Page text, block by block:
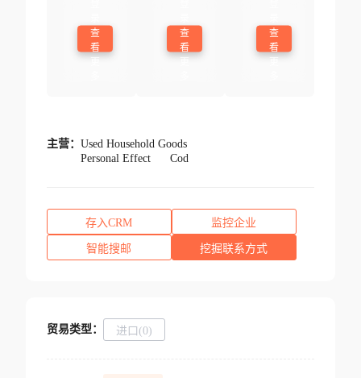
查
看
查
看
查
看
主营： Used Household Goods
Personal Effect
Cod
存入CRM 监控企业
智能搜邮 挖掘联系方式
贸易类型： 进口(0)